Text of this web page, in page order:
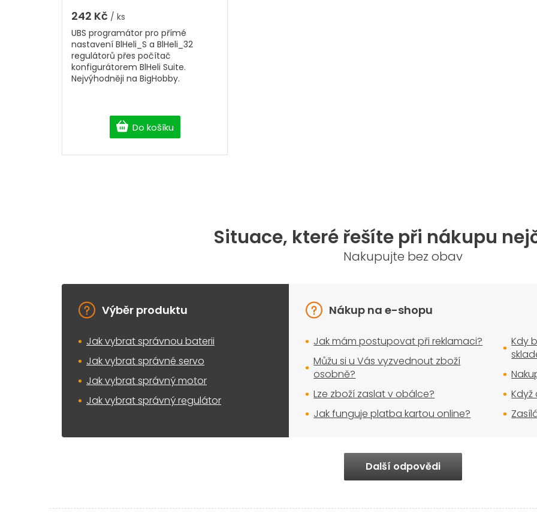
242 Kč / ks
Do košíku
UBS programátor pro přímé
nastavení BlHeli_S a BlHeli_32
regulátorů přes počítač
konfigurátorem BlHeli Suite.
Nejvýhodněji na BigHobby.
c
í
p
y
p
s
Situace, které řešíte při nákupu
Nakupujte bez obav
Výběr produktu
Jak vybrat správnou baterii
Jak vybrat správné servo
Jak vybrat správný motor
Jak vybrat správný regulátor
Nákup na e-shopu
Jak mám postupovat při reklamaci?
Můžu si u Vás vyzvednout zboží
osobně?
Lze zboží zaslat v obálce?
Jak funguje platba kartou online?
Kdy
Další odpovědi